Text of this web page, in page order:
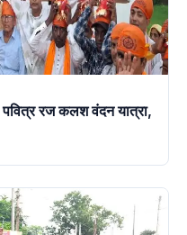
पवित्र रज कलश वंदन यात्रा,